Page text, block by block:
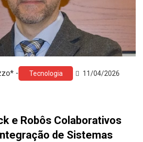
- Tecnologia 11/04/2026
e Robôs Colaborativos
de Sistemas